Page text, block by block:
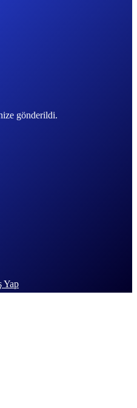
gönderildi.
Yap